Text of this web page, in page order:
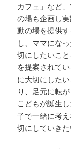
カフェ」など
の場も企画し
動の場を提供
し、ママにな
切にしたいこ
を提案されて
に大切にした
り、足元に転
こどもが誕生
子で一緒に考
切にしていきた